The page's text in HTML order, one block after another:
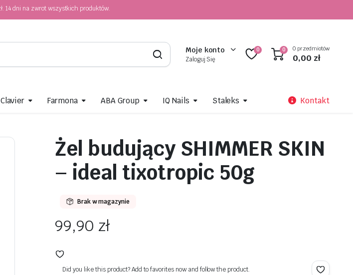
14 dni na zwrot wszystkich produktów.
Moje konto
Zaloguj Się
0 0 0 przedmiotów
0,00 zł
Clavier Farmona ABA Group IQ Nails Staleks Kontakt
Żel budujący SHIMMER SKIN
– ideal tixotropic 50g
Brak w magazynie
99,90 zł
Did you like this product? Add to favorites now and follow the product.